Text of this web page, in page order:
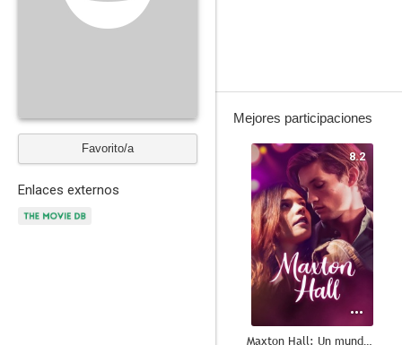
Favorito/a
Enlaces externos
Mejores participaciones
8.2
Maxton Hall: Un mundo entre nosotros